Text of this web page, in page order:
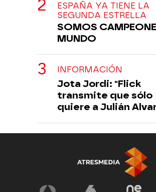
ESPAÑA YA TIENE LA
SEGUNDA ESTRELLA
SOMOS
MUNDO
INFORMACIÓN
Jota Jordi: "Flick
transmite que sólo
quiere a Julián